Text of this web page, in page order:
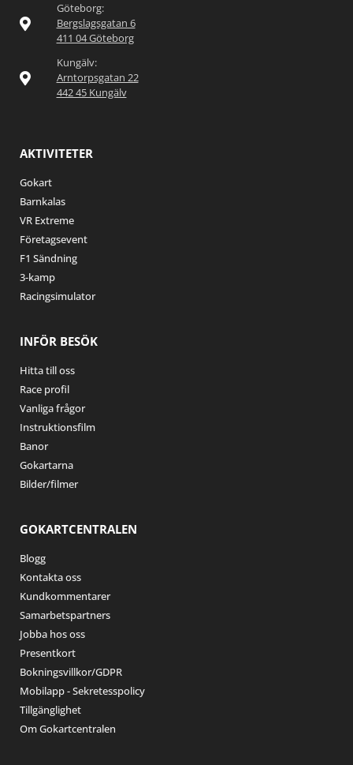
Göteborg:
Bergslagsgatan 6
411 04 Göteborg
Kungälv:
Arntorpsgatan 22
442 45 Kungälv
AKTIVITETER
Gokart
Barnkalas
VR Extreme
Företagsevent
F1 Sändning
3-kamp
Racingsimulator
INFÖR BESÖK
Hitta till oss
Race profil
Vanliga frågor
Instruktionsfilm
Banor
Gokartarna
Bilder/filmer
GOKARTCENTRALEN
Blogg
Kontakta oss
Kundkommentarer
Samarbetspartners
Jobba hos oss
Presentkort
Bokningsvillkor/GDPR
Mobilapp - Sekretesspolicy
Tillgänglighet
Om Gokartcentralen